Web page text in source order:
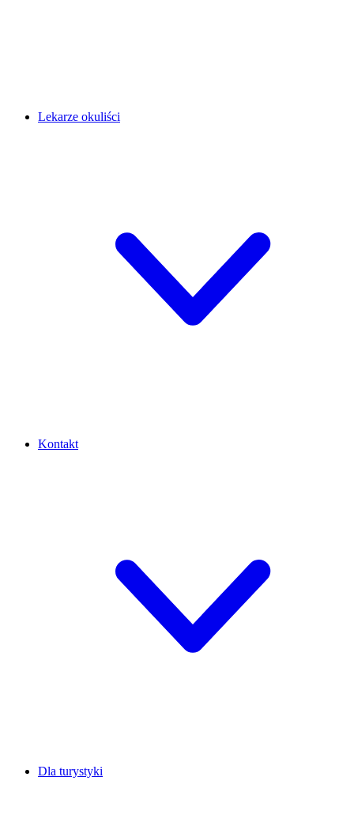
Lekarze okuliści
Kontakt
Dla turystyki